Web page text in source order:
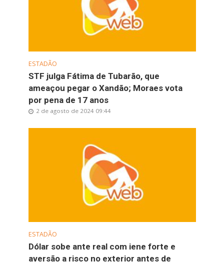
ESTADÃO
STF julga Fátima de Tubarão, que
ameaçou pegar o Xandão; Moraes vota
por pena de 17 anos
2 de agosto de 2024 09:44
ESTADÃO
Dólar sobe ante real com iene forte e
aversão a risco no exterior antes de